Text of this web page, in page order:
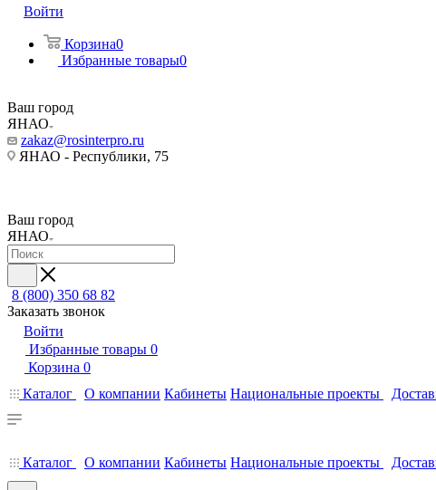
Войти
Корзина0
Избранные товары0
Ваш город
ЯНАО
zakaz@rosinterpro.ru
ЯНАО - Республики, 75
Ваш город
ЯНАО
8 (800) 350 68 82
Заказать звонок
Войти
Избранные товары 0
Корзина 0
Каталог
О компании Кабинеты Национальные проекты
Каталог О компании Кабинеты Национальные проекты